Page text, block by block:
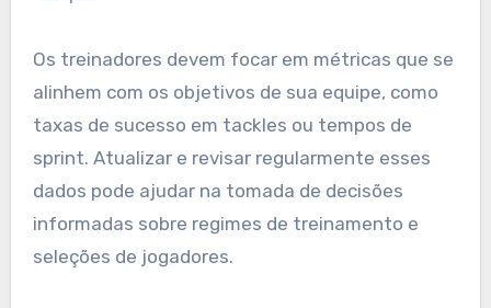
Os treinadores devem focar em métricas que se
alinhem com os objetivos de sua equipe, como
taxas de sucesso em tackles ou tempos de
sprint. Atualizar e revisar regularmente esses
dados pode ajudar na tomada de decisões
informadas sobre regimes de treinamento e
seleções de jogadores.